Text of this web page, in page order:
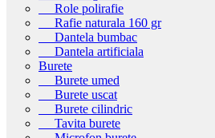
Role polirafie
Rafie naturala 160 gr
Dantela bumbac
Dantela artificiala
Burete
Burete umed
Burete uscat
Burete cilindric
Tavita burete